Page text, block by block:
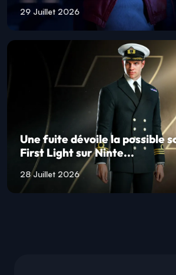
29 Juillet 2026
Une fuite dévoile la possible
First Light sur Ninte...
28 Juillet 2026